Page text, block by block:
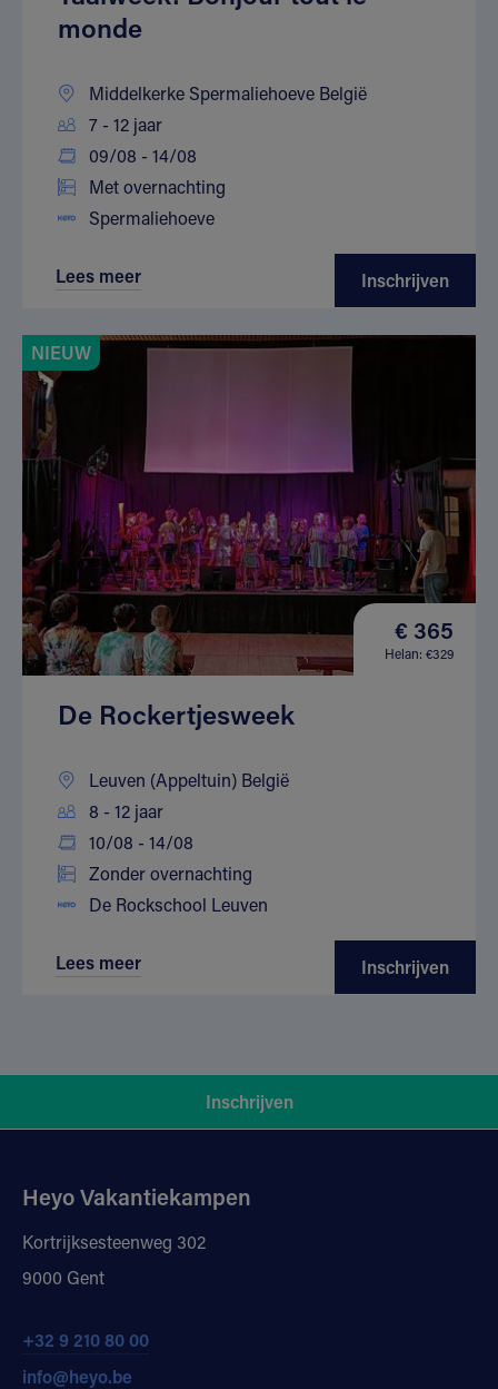
monde
Middelkerke Spermaliehoeve België
7 - 12 jaar
09/08 - 14/08
Met overnachting
Spermaliehoeve
Lees meer Inschrijven
NIEUW
€ 365
Helan: €329
De Rockertjesweek
Leuven (Appeltuin) België
8 - 12 jaar
10/08 - 14/08
Zonder overnachting
De Rockschool Leuven
Lees meer Inschrijven
Inschrijven
Heyo Vakantiekampen
Kortrijksesteenweg 302
9000 Gent
+32 9 210 80 00
info@heyo.be